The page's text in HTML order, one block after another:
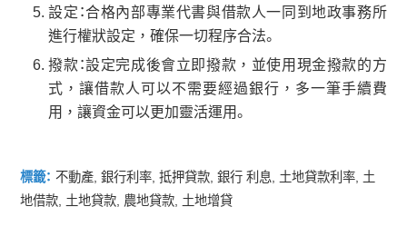
設定：合格內部專業代書與借款人一同到地政事務所
進行權狀設定，確保一切程序合法。
撥款：設定完成後會立即撥款，並使用現金撥款的方
式，讓借款人可以不需要經過銀行，多一筆手續費
用，讓資金可以更加靈活運用。
標籤： 不動產 ,銀行利率 ,抵押貸款 ,銀行 利息 土地貸款利率 土
地借款 土地貸款 農地貸款 土地增貸